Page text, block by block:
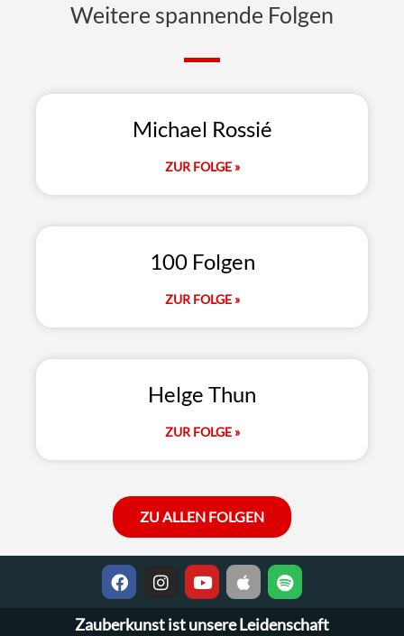
Weitere spannende Folgen
Michael Rossié
ZUR FOLGE »
100 Folgen
ZUR FOLGE »
Helge Thun
ZUR FOLGE »
ZU ALLEN FOLGEN
Zauberkunst ist unsere Leidenschaft